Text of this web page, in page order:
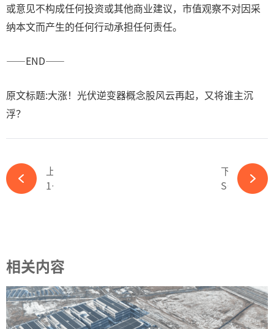
或意见不构成任何投资或其他商业建议，市值观察不对因采
纳本文而产生的任何行动承担任何责任。
——END——
原文标题:大涨！光伏逆变器概念股风云再起，又将谁主沉
浮？
12家企业入围！保碧新能源公示1.5GW组件集采结果-ky体育APP官网下载
下一篇
Science：串联有力量！-ky体育APP官网下载
相关内容